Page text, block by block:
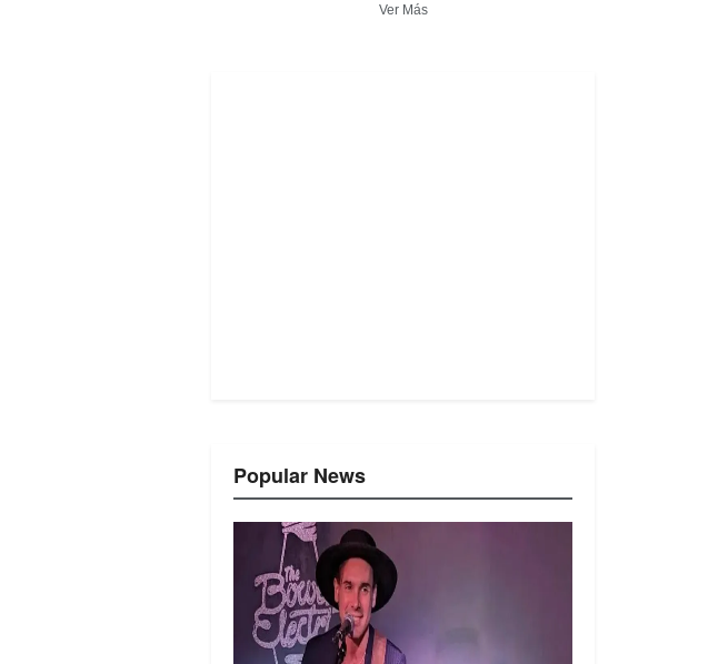
Ver Más
Popular News